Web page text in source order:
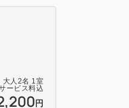
ります。
さい。
大人 2名 1室
ービス料込
円